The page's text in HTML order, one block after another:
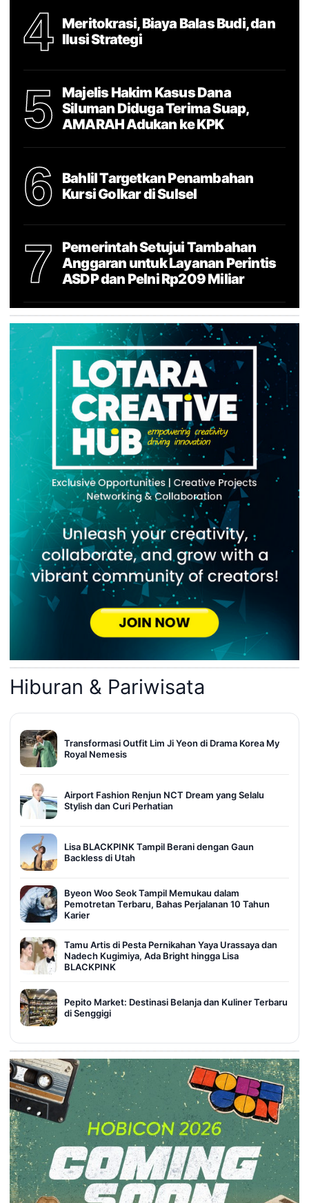
4
Meritokrasi, Biaya Balas Budi, dan
Ilusi Strategi
5
Majelis Hakim Kasus Dana
Siluman Diduga Terima Suap,
AMARAH Adukan ke KPK
6
Bahlil Targetkan Penambahan
Kursi Golkar di Sulsel
7
Pemerintah Setujui Tambahan
Anggaran untuk Layanan Perintis
ASDP dan Pelni Rp209 Miliar
Hiburan & Pariwisata
Transformasi Outfit Lim Ji Yeon di Drama Korea My
Royal Nemesis
Airport Fashion Renjun NCT Dream yang Selalu
Stylish dan Curi Perhatian
Lisa BLACKPINK Tampil Berani dengan Gaun
Backless di Utah
Byeon Woo Seok Tampil Memukau dalam
Pemotretan Terbaru, Bahas Perjalanan 10 Tahun
Karier
Tamu Artis di Pesta Pernikahan Yaya Urassaya dan
Nadech Kugimiya, Ada Bright hingga Lisa
BLACKPINK
Pepito Market: Destinasi Belanja dan Kuliner Terbaru
di Senggigi